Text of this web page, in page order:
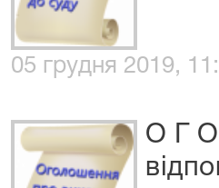
05 грудня 2019,
О Г